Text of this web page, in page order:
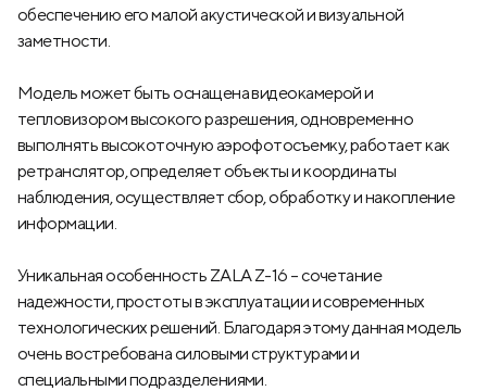
обеспечению его малой акустической и визуальной
заметности.
Модель может быть оснащена видеокамерой и
тепловизором высокого разрешения, одновременно
выполнять высокоточную аэрофотосъемку, работает как
ретранслятор, определяет объекты и координаты
наблюдения, осуществляет сбор, обработку и накопление
информации.
Уникальная особенность ZALA Z-16 – сочетание
надежности, простоты в эксплуатации и современных
технологических решений. Благодаря этому данная модель
очень востребована силовыми структурами и
специальными подразделениями.